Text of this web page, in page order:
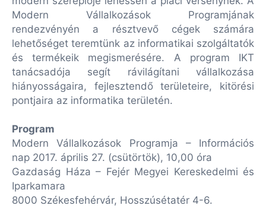
Modern Vállalkozások Programjának
rendezvényén a résztvevő cégek számára
lehetőséget teremtünk az informatikai szolgáltatók
és termékeik megismerésére. A program IKT
tanácsadója segít rávilágítani vállalkozása
hiányosságaira, fejlesztendő területeire, kitörési
pontjaira az informatika területén.
Program
Modern Vállalkozások Programja – Információs
nap 2017. április 27. (csütörtök), 10,00 óra
Gazdaság Háza – Fejér Megyei Kereskedelmi és
Iparkamara
8000 Székesfehérvár, Hosszúsétatér 4-6.